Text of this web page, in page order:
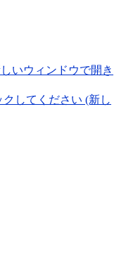
いウィンドウで開き
クしてください (新し